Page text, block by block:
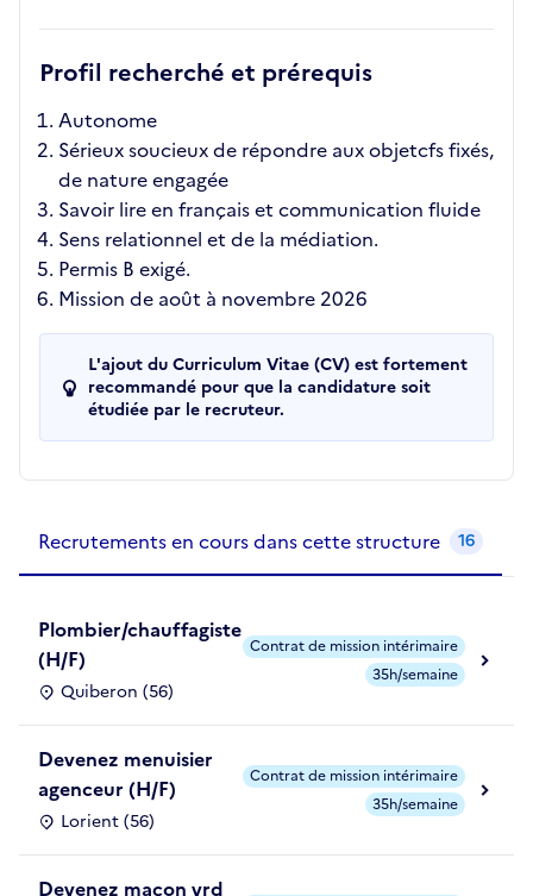
Profil recherché et prérequis
Autonome
Sérieux soucieux de répondre aux objetcfs fixés,
de nature engagée
Savoir lire en français et communication fluide
Sens relationnel et de la médiation.
Permis B exigé.
Mission de août à novembre 2026
L'ajout du Curriculum Vitae (CV) est fortement
recommandé pour que la candidature soit
étudiée par le recruteur.
Recrutements en cours dans cette structure 16
Plombier/chauffagiste
(H/F)
Quiberon (56)
Contrat de mission intérimaire
35h/semaine
Devenez menuisier
agenceur (H/F)
Lorient (56)
Contrat de mission intérimaire
35h/semaine
Devenez maçon vrd